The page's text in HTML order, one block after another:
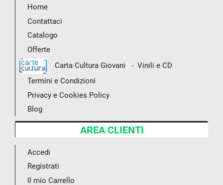
Home
Contattaci
Catalogo
Offerte
Carta Cultura Giovani
- Vinili e CD
Termini e Condizioni
Privacy e Cookies Policy
Blog
AREA CLIENTI
Accedi
Registrati
Il mio Carrello